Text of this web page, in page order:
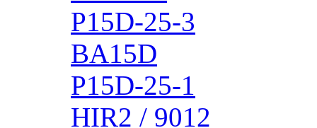
P15D-25-3
BA15D
P15D-25-1
HIR2 / 9012